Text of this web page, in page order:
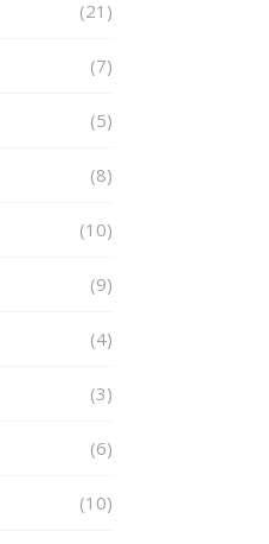
(21)
(7)
(5)
(8)
(10)
(9)
(4)
(3)
(6)
(10)